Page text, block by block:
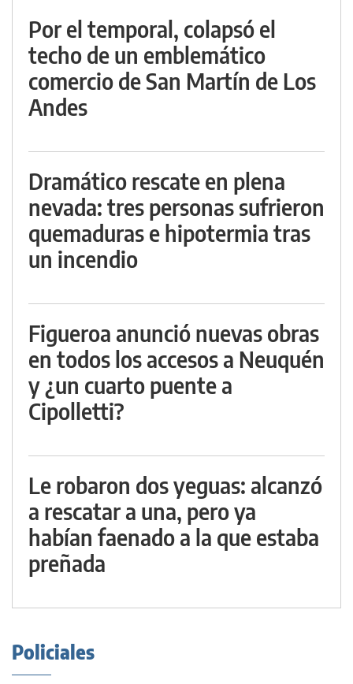
Por el temporal, colapsó el
techo de un emblemático
comercio de San Martín de Los
Andes
Dramático rescate en plena
nevada: tres personas sufrieron
quemaduras e hipotermia tras
un incendio
Figueroa anunció nuevas obras
en todos los accesos a Neuquén
y ¿un cuarto puente a
Cipolletti?
Le robaron dos yeguas: alcanzó
a rescatar a una, pero ya
habían faenado a la que estaba
preñada
Policiales